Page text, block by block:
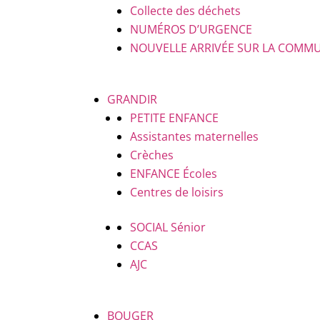
Collecte des déchets
NUMÉROS D’URGENCE
NOUVELLE ARRIVÉE SUR LA
GRANDIR
PETITE ENFANCE
Assistantes maternelles
Crèches
ENFANCE Écoles
Centres de loisirs
SOCIAL Sénior
CCAS
AJC
BOUGER